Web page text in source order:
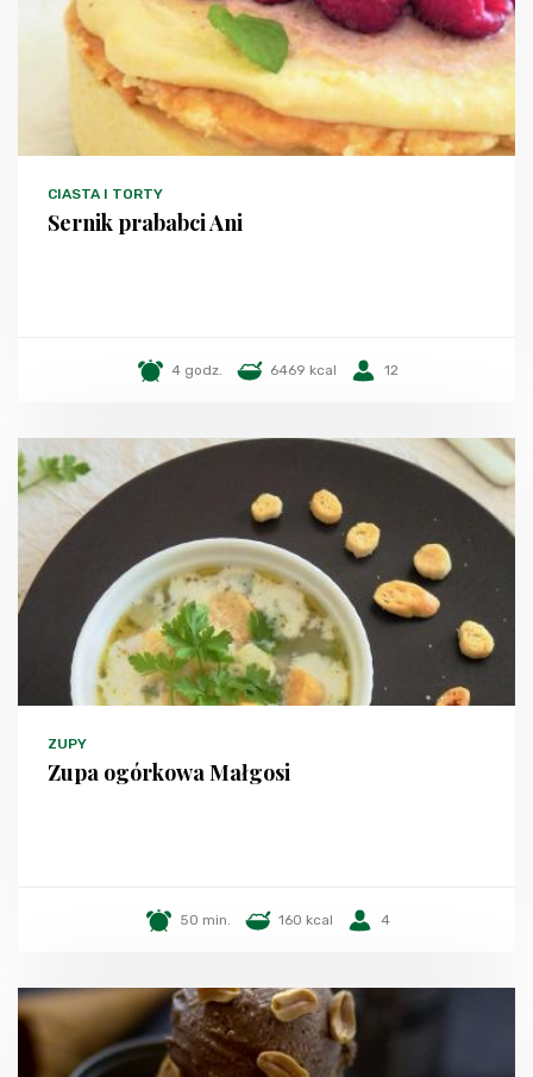
CIASTA I TORTY
Sernik prababci Ani
4 godz. 6469 kcal 12
ZUPY
Zupa ogórkowa Małgosi
50 min. 160 kcal 4